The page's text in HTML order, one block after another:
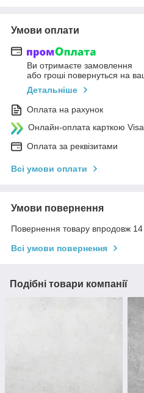
Умови оплати
Ви отримаєте замовлення
або гроші повернуться на
Детальніше
Оплата на рахунок
Онлайн-оплата карткою
Оплата за реквізитами
Всі умови оплати
Умови повернення
Повернення товару впродовж 14
Всі умови повернення
Подібні товари компанії